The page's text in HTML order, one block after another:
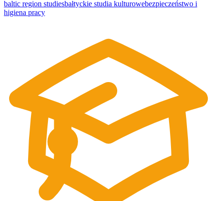
baltic region studiesbałtyckie studia kulturowebezpieczeństwo i
higiena pracy